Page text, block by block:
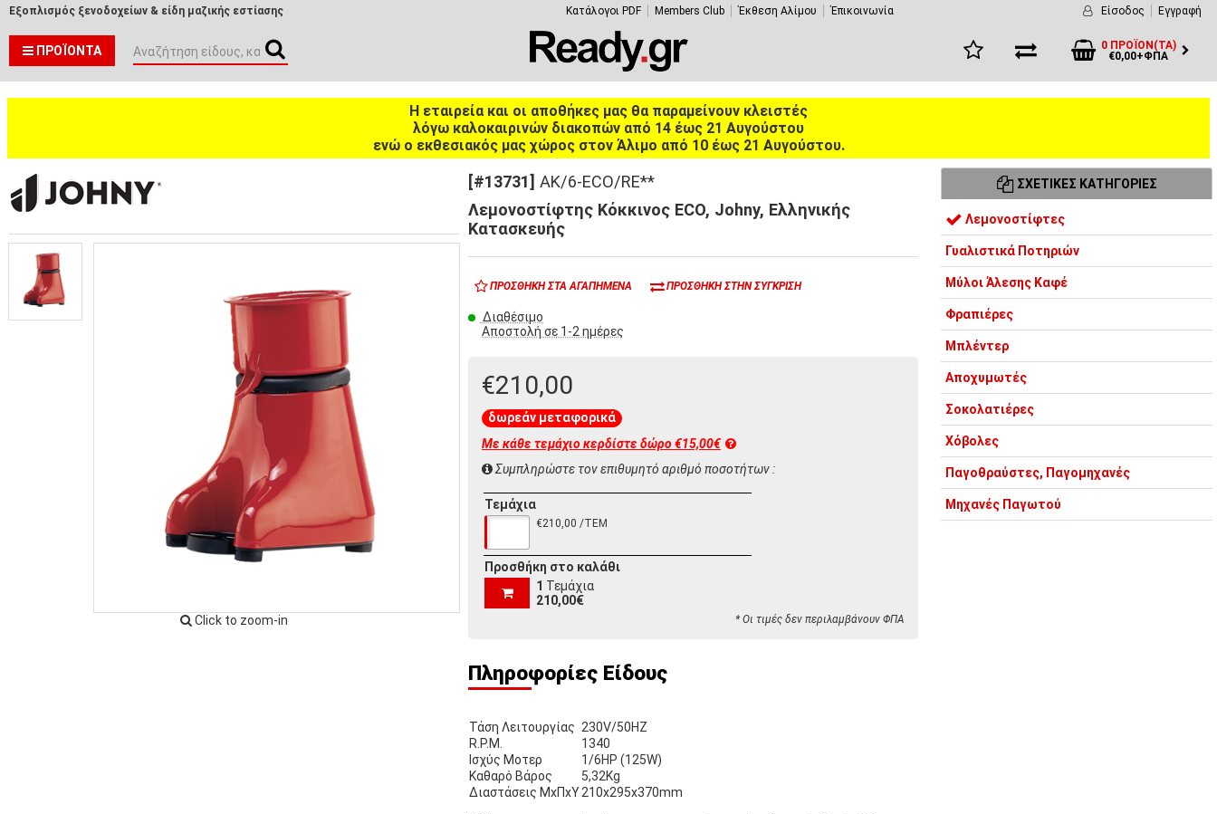
Εξοπλισμός ξενοδοχείων & είδη μαζικής εστίασης Κατάλογοι PDF Members Club Έκθεση Αλίμου Έπικοινωνία Είσοδος Εγγραφή
ΠΡΟΪΌΝΤΑ
0 ΠΡΟΪΌΝ(ΤΑ)
€0,00+ΦΠΑ
Η εταιρεία και οι αποθήκες μας θα παραμείνουν κλειστές
λόγω καλοκαιρινών διακοπών από 14 έως 21 Αυγούστου
ενώ ο εκθεσιακός μας χώρος στον Άλιμο από 10 έως 21 Αυγούστου.
Click to zoom-in
[#13731] AK/6-ECO/RE**
Λεμονοστίφτης Κόκκινος ECO, Johny, Ελληνικής
Κατασκευής
ΠΡΟΣΘΉΚΗ ΣΤΑ ΑΓΑΠΗΜΈΝΑ ΠΡΟΣΘΉΚΗ ΣΤΗΝ ΣΎΓΚΡΙΣΗ
Διαθέσιμο
Αποστολή σε 1-2 ημέρες
€210,00
δωρεάν μεταφορικά
Με κάθε τεμάχιο κερδίστε δώρο €15,00€
Συμπληρώστε τον επιθυμητό αριθμό ποσοτήτων :
Τεμάχια
€210,00 /ΤΕΜ
Προσθήκη στο καλάθι
1 Τεμάχια
210,00€
* Οι τιμές δεν περιλαμβάνουν ΦΠΑ
Πληροφορίες Είδους
Τάση Λειτουργίας 230V/50HZ
R.P.M.
1340
Ισχύς Μοτερ
1/6HP (125W)
Καθαρό Βάρος
5,32Kg
Διαστάσεις ΜxΠxΥ210x295x370mm
ΣΧΕΤΙΚΈΣ ΚΑΤΗΓΟΡΊΕΣ
Λεμονοστίφτες
Γυαλιστικά Ποτηριών
Μύλοι Άλεσης Καφέ
Φραπιέρες
Μπλέντερ
Αποχυμωτές
Σοκολατιέρες
Χόβολες
Παγοθραύστες, Παγομηχανές
Μηχανές Παγωτού